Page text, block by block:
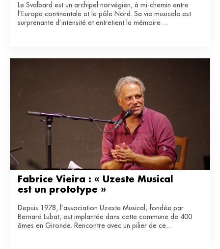
Le Svalbard est un archipel norvégien, à mi-chemin entre
l’Europe continentale et le pôle Nord. Sa vie musicale est
surprenante d’intensité et entretient la mémoire
Fabrice Vieira : « Uzeste Musical
est un prototype »
Depuis 1978, l’association Uzeste Musical, fondée par
Bernard Lubat, est implantée dans cette commune de 400
âmes en Gironde. Rencontre avec un pilier de ce